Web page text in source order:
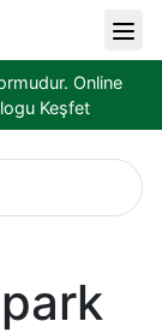
Online
Keşfet